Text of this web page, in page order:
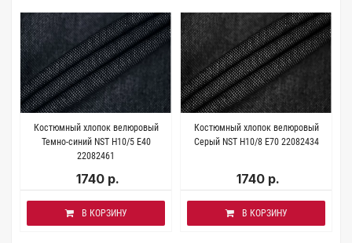
Костюмный хлопок велюровый
Темно-синий NST H10/5 E40
22082461
1740 р.
В КОРЗИНУ
Костюмный хлопок велюровый
Серый NST H10/8 E70 22082434
1740 р.
В КОРЗИНУ